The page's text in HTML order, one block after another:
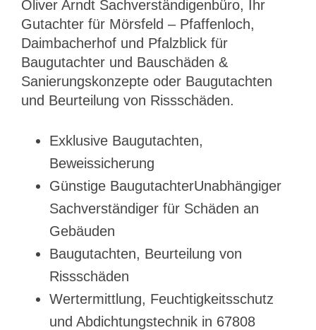
Oliver Arndt Sachverständigenbüro, Ihr
Gutachter für Mörsfeld – Pfaffenloch,
Daimbacherhof und Pfalzblick für
Baugutachter und Bauschäden &
Sanierungskonzepte oder Baugutachten
und Beurteilung von Rissschäden.
Exklusive Baugutachten,
Beweissicherung
Günstige BaugutachterUnabhängiger
Sachverständiger für Schäden an
Gebäuden
Baugutachten, Beurteilung von
Rissschäden
Wertermittlung, Feuchtigkeitsschutz
und Abdichtungstechnik in 67808